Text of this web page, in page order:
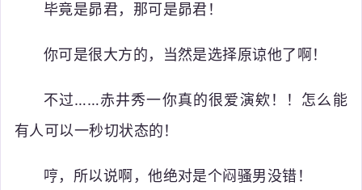
毕竟是昴君，那可是昴君！
你可是很大方的，当然是选择原谅他了啊！
不过……赤井秀一你真的很爱演欸！！怎么能
有人可以一秒切状态的！
哼，所以说啊，他绝对是个闷骚男没错！